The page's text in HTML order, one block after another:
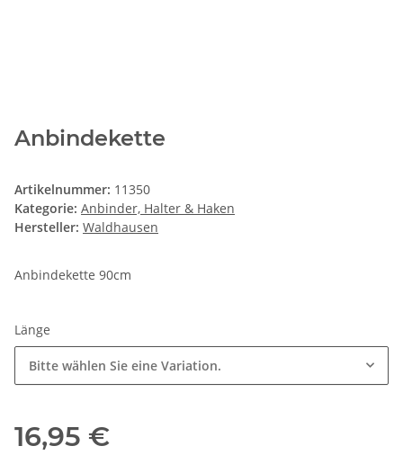
Anbindekette
Artikelnummer: 11350
Kategorie: Anbinder, Halter & Haken
Hersteller: Waldhausen
Anbindekette 90cm
Länge
Bitte wählen Sie eine Variation.
16,95 €